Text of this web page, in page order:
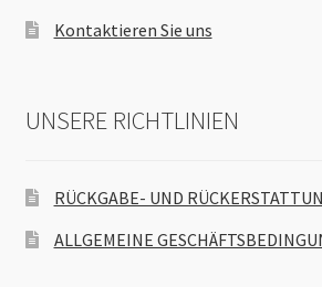
Kontaktieren Sie uns
UNSERE RICHTLINIEN
RÜCKGABE- UND
ALLGEMEINE